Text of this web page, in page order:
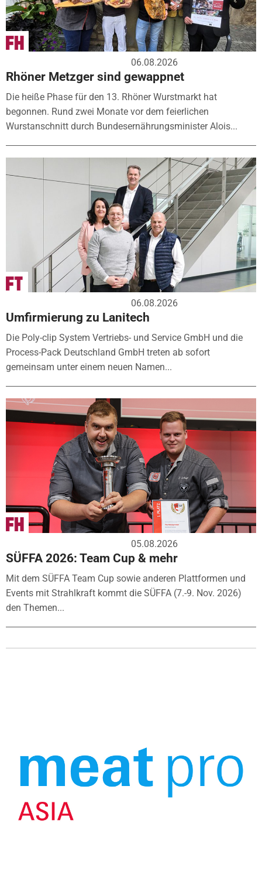
06.08.2026
Rhöner Metzger sind gewappnet
Die heiße Phase für den 13. Rhöner Wurstmarkt hat
begonnen. Rund zwei Monate vor dem feierlichen
Wurstanschnitt durch Bundesernährungsminister Alois...
06.08.2026
Umfirmierung zu Lanitech
Die Poly-clip System Vertriebs- und Service GmbH und die
Process-Pack Deutschland GmbH treten ab sofort
gemeinsam unter einem neuen Namen...
05.08.2026
SÜFFA 2026: Team Cup & mehr
Mit dem SÜFFA Team Cup sowie anderen Plattformen und
Events mit Strahlkraft kommt die SÜFFA (7.-9. Nov. 2026)
den Themen...